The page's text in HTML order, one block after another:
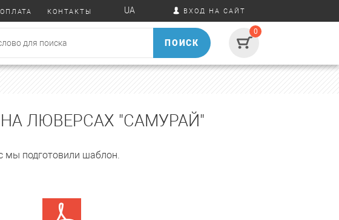
ОПЛАТА КОНТАКТЫ UA ВХОД НА САЙТ
ПОИСК
0
ЛЮВЕРСАХ "САМУРАЙ"
мы подготовили шаблон.